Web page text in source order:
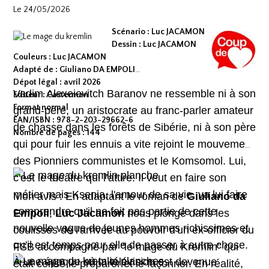
Le 24/05/2026
Scénario : Luc JACAMON
Dessin : Luc JACAMON
Couleurs : Luc JACAMON
Adapté de : Giuliano DA EMPOLI
Dépot légal : avril 2026
Editeur : Casterman
Format normal
EAN/ISBN : 978-2-203-29662-6
Nombre de pages : 144
Vadim Alexeievitch Baranov ne ressemble ni à son
grand-père, un aristocrate au franc-parler amateur
de chasse dans les forêts de Sibérie, ni à son père
qui pour fuir les ennuis a vite rejoint le mouvement
des Pionniers communistes et le Komsomol. Lui,
c'est le théâtre qui l’attire. Il veut en faire son
métier mais Ksenia, l'amour de sa vie, va lui faire
comprendre qu'il ne fait pas partie de cette
nouvelle vague de jeunes hommes richissimes et
qu'il est temps pour elle de passer à autre chose.
À une époque où la télévision est devenue
Mon avis : En adaptant le roman deGiuliano da
Empoli,Luc Jacamonnous plonge dans les
coulisses de l'arrivée au pouvoir d'un ex-officier du
FSB accompagné par "le mage du Kremlin" qui
était censé le préparer et le façonner. En réalité,